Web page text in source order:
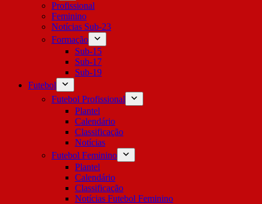
Profissional
Feminino
Notícias Sub-23
Formação
Sub-15
Sub-17
Sub-19
Futebol
Futebol Profissional
Plantel
Calendário
Classificação
Notícias
Futebol Feminino
Plantel
Calendário
Classificação
Notícias Futebol Feminino